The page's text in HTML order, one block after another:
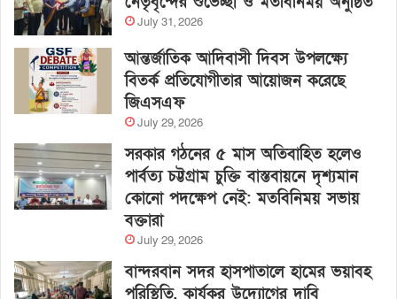
July 31, 2026
আন্তর্জাতিক আদিবাসী দিবস উপলক্ষ্যে
বিতর্ক প্রতিযোগীতার আয়োজন করেছে
জিএসএফ
July 29, 2026
সরকার গঠনের ৫ মাস অতিবাহিত হলেও
পার্বত্য চট্টগ্রাম চুক্তি বাস্তবায়নে দৃশ্যমান
কোনো পদক্ষেপ নেই: মতবিনিময় সভায়
বক্তারা
July 29, 2026
বান্দরবান সদর হাসপাতালে হামের ভয়াবহ
পরিস্থিতি, কার্যকর উদ্যোগের দাবি